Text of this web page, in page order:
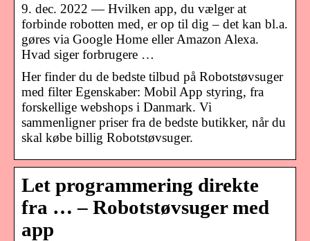
9. dec. 2022 — Hvilken app, du vælger at
forbinde robotten med, er op til dig – det kan bl.a.
gøres via Google Home eller Amazon Alexa.
Hvad siger forbrugere …
Her finder du de bedste tilbud på Robotstøvsuger
med filter Egenskaber: Mobil App styring, fra
forskellige webshops i Danmark. Vi
sammenligner priser fra de bedste butikker, når du
skal købe billig Robotstøvsuger.
Let programmering direkte
fra … – Robotstøvsuger med
app